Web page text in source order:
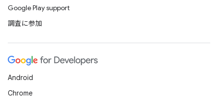
Google Play support
調査に参加
Android
Chrome